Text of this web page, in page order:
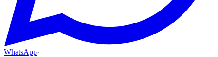
WhatsApp·